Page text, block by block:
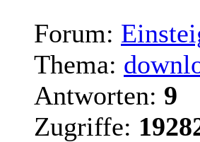
Forum:
Thema:
Antworten: 9
Zugriffe: